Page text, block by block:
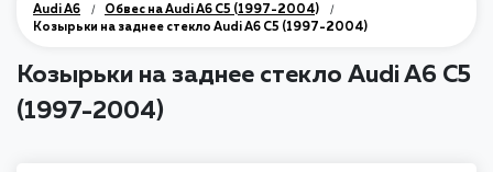
Audi A6 / Обвес на Audi A6 С5 (1997-2004) /
Козырьки на заднее стекло Audi A6 C5 (1997-2004)
Козырьки на заднее стекло Audi A6 C5
(1997-2004)